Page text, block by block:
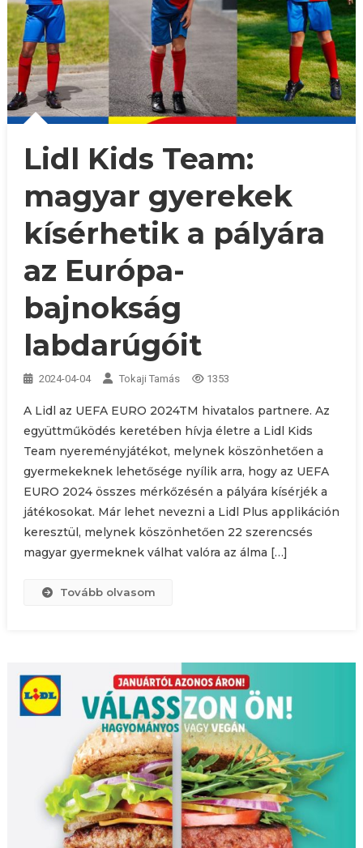
Lidl Kids Team:
magyar gyerekek
kísérhetik a pályára
az Európa-
bajnokság
labdarúgóit
2024-04-04 Tokaji Tamás 1353
A Lidl az UEFA EURO 2024TM hivatalos partnere. Az
együttműködés keretében hívja életre a Lidl Kids
Team nyereményjátékot, melynek köszönhetően a
gyermekeknek lehetősége nyílik arra, hogy az UEFA
EURO 2024 összes mérkőzésén a pályára kísérjék a
játékosokat. Már lehet nevezni a Lidl Plus applikáción
keresztül, melynek köszönhetően 22 szerencsés
magyar gyermeknek válhat valóra az álma […]
Tovább olvasom